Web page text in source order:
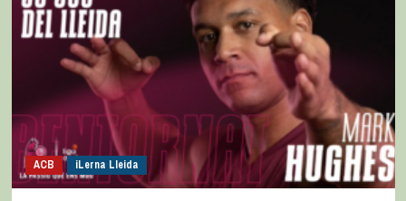
ACB iLerna Lleida